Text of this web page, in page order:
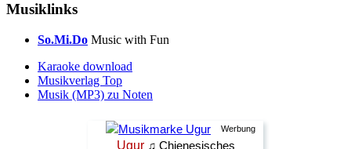
Musiklinks
So.Mi.Do Music with Fun
Karaoke download
Musikverlag Top
Musik (MP3) zu Noten